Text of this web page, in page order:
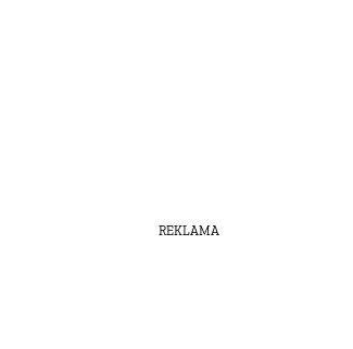
REKLAMA